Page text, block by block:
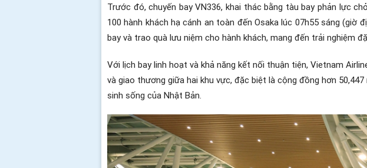
Trước đó, chuyến bay VN336, khai thác bằng tàu bay phản lực
100 hành khách hạ cánh an toàn đến Osaka lúc 07h55 sáng
bay và trao quà lưu niệm cho hành khách, mang đến trải nghiệm
Với lịch bay linh hoạt và khả năng kết nối thuận tiện, Vietnam
và giao thương giữa hai khu vực, đặc biệt là cộng đồng hơn
sinh sống của Nhật Bản.